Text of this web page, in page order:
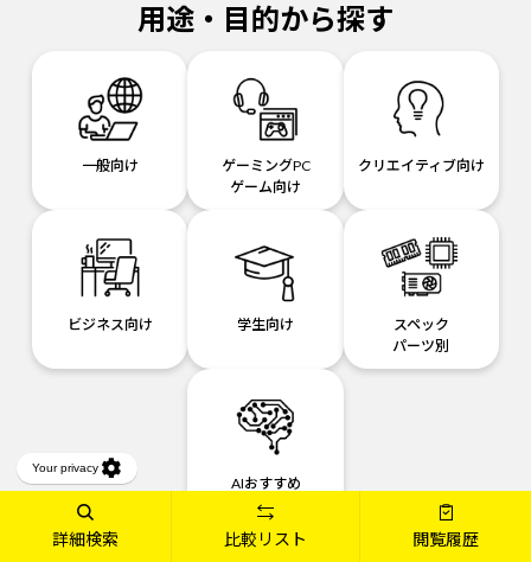
用途・目的から探す
一般向け
ゲーミングPC
ゲーム向け
クリエイティブ向け
ビジネス向け 学生向け
スペック
パーツ別
AIおすすめ
パソコン
詳細検索 比較リスト 閲覧履歴